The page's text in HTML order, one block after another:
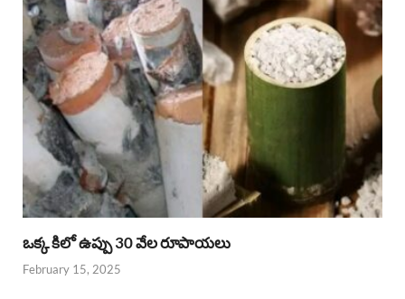
ఒక్క కిలో ఉప్పు 30 వేల రూపాయలు
February 15, 2025